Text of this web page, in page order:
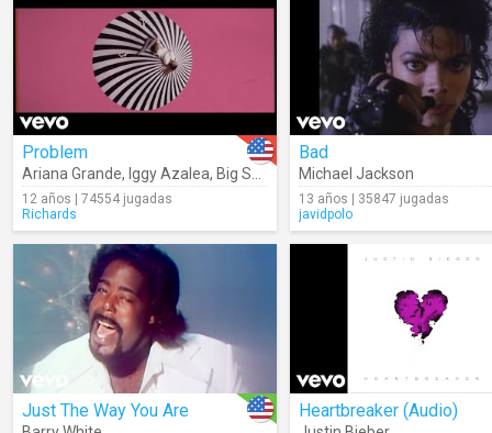
Problem
Ariana Grande, Iggy Azalea, Big Sean
12 años | 74554 jugadas
Richards
Bad
Michael Jackson
13 años | 35847 jugadas
javidpolo
Just The Way You Are Heartbreaker (Audio)